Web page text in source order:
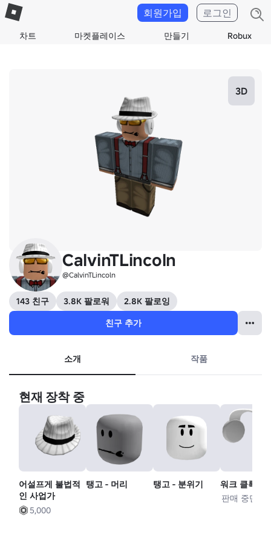
차트 마켓플레이스 만들기 Robux
회원가입 로그인
3D
CalvinTLincoln
@CalvinTLincoln
143 친구 3.8K 팔로워
2.8K 팔로잉
친구 추가
소개 작품
현재 장착 중
어설프게 불법적
인 사업가
5,000
탱고 - 머리 탱고 - 분위기
워크 클록 헤
판매 중단